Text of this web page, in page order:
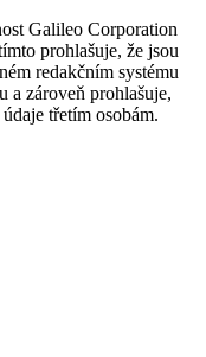
Galileo Corporation
prohlašuje, že jsou
redakčním systému
a zároveň prohlašuje,
třetím osobám.